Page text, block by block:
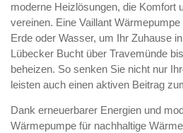
moderne Heizlösungen, die Komfort
vereinen. Eine Vaillant
Erde oder Wasser, um Ihr Zuhause
Lübecker Bucht über Travemünde
beheizen. So senken Sie nicht nur
leisten auch einen aktiven Beitrag
Dank erneuerbarer Energien und
Wärmepumpe für nachhaltige